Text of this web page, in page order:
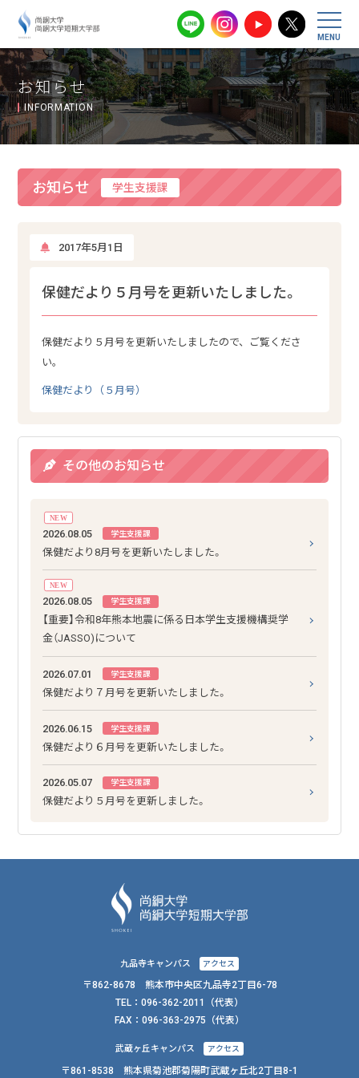
尚絅大学・尚
お知らせ
INFORMATION
お知らせ 学生支援課
2017年5月1日
保健だより５月号を更新いたしました。
保健だより５月号を更新いたしましたので、ご覧くださ
い。
保健だより（５月号）
その他のお知らせ
NEW
2026.08.05 学生支援課
保健だより8月号を更新いたしました。
NEW
2026.08.05 学生支援課
【重要】令和8年熊本地震に係る日本学生支援機構奨学
金（JASSO)について
2026.07.01 学生支援課
保健だより７月号を更新いたしました。
2026.06.15 学生支援課
保健だより６月号を更新いたしました。
2026.05.07 学生支援課
保健だより５月号を更新しました。
九品寺キャンパス アクセス
〒862-8678 熊本市中央区九品寺2丁目6-78
TEL： 096-362-2011
（代表）
FAX： 096-363-2975（代表）
武蔵ヶ丘キャンパス アクセス
〒861-8538 熊本県菊池郡菊陽町武蔵ヶ丘北2丁目8-1